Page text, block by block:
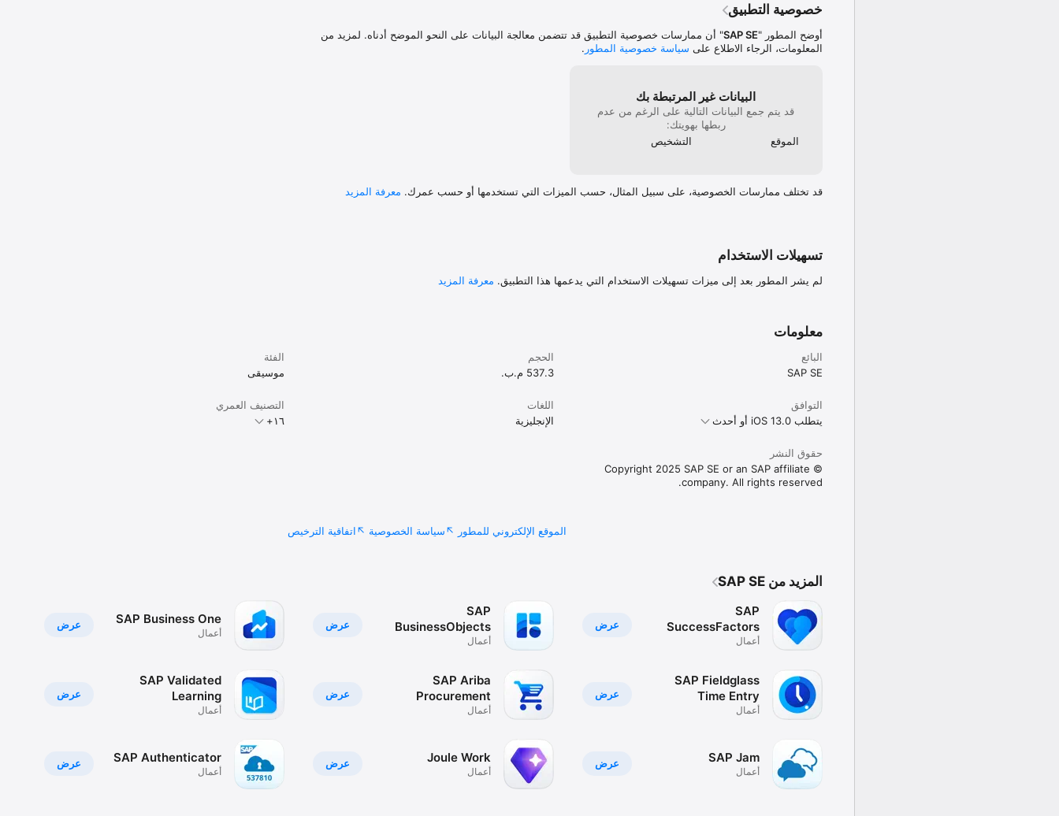
خصوصية التطبيق
أوضح المطور "SAP SE" أن ممارسات خصوصية التطبيق قد تتضمن معالجة البيانات على النحو الموضح أدناه. لمزيد من
المعلومات، الرجاء الاطلاع على سياسة خصوصية المطور .
البيانات غير المرتبطة بك
قد يتم جمع البيانات التالية على الرغم من عدم
ربطها بهويتك:
الموقع
التشخيص
قد تختلف ممارسات الخصوصية، على سبيل المثال، حسب الميزات التي تستخدمها أو حسب عمرك. معرفة المزيد
تسهيلات الاستخدام
لم يشر المطور بعد إلى ميزات تسهيلات الاستخدام التي يدعمها هذا التطبيق. معرفة المزيد
معلومات
البائع
SAP SE
الحجم
537.3 م.ب.
الفئة
موسيقى
التوافق
يتطلب iOS 13.0 أو أحدث
اللغات
الإنجليزية
التصنيف العمري
حقوق النشر
© Copyright 2025 SAP SE or an SAP affiliate
company. All rights reserved.
الموقع الإلكتروني للمطور سياسة الخصوصية اتفاقية الترخيص
المزيد من SAP SE
عرض
SAP
SuccessFactors
Mobile
أعمال
عرض
SAP Fieldglass
Time Entry
أعمال
عرض SAP Jam
أعمال
عرض
SAP
BusinessObjects
Mobile
أعمال
عرض
SAP Ariba
Procurement
أعمال
عرض Joule Work
أعمال
عرض SAP Business One
أعمال
عرض
SAP Validated
Learning
أعمال
عرض SAP Authenticator
أعمال